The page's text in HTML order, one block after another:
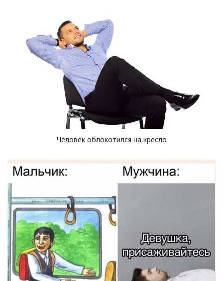
Человек облокотился на кресло